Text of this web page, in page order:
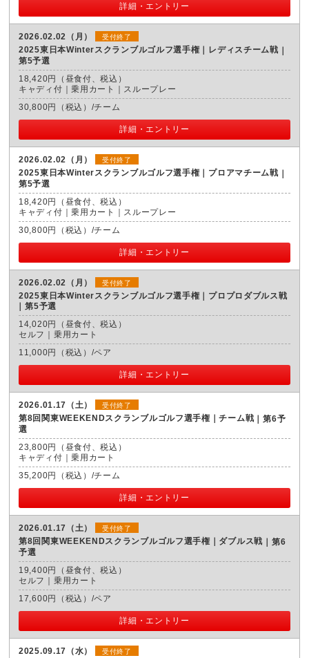
詳細・エントリー
2026.02.02（月） 受付終了
2025東日本Winterスクランブルゴルフ選手権｜レディスチーム戦
第5予選
18,420円（昼食付、税込）
キャディ付｜乗用カート｜スループレー
30,800円（税込）/チーム
詳細・エントリー
2026.02.02（月） 受付終了
2025東日本Winterスクランブルゴルフ選手権｜プロアマチーム戦
第5予選
18,420円（昼食付、税込）
キャディ付｜乗用カート｜スループレー
30,800円（税込）/チーム
詳細・エントリー
2026.02.02（月） 受付終了
2025東日本Winterスクランブルゴルフ選手権｜プロプロダブルス戦
第5予選
14,020円（昼食付、税込）
セルフ｜乗用カート
11,000円（税込）/ペア
詳細・エントリー
2026.01.17（土） 受付終了
第8回関東WEEKENDスクランブルゴルフ選手権｜チーム戦
第6予
選
23,800円（昼食付、税込）
キャディ付｜乗用カート
35,200円（税込）/チーム
詳細・エントリー
2026.01.17（土） 受付終了
第8回関東WEEKENDスクランブルゴルフ選手権｜ダブルス戦
第6
予選
19,400円（昼食付、税込）
セルフ｜乗用カート
17,600円（税込）/ペア
詳細・エントリー
2025.09.17（水） 受付終了